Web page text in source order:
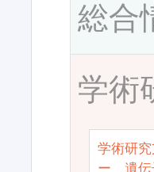
総合
学術
学術研
ー 遺伝